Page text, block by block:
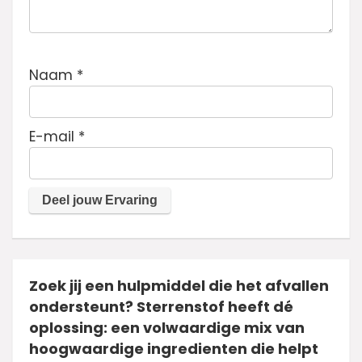
Naam *
E-mail *
Zoek jij een hulpmiddel die het afvallen
ondersteunt? Sterrenstof heeft dé
oplossing: een volwaardige mix van
hoogwaardige ingredienten die helpt